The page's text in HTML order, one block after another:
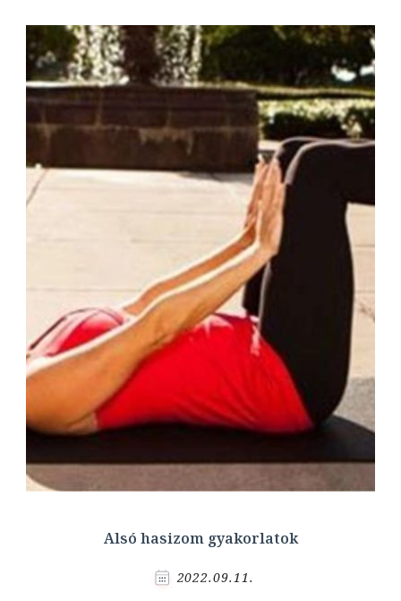
Alsó hasizom gyakorlatok
2022.09.11.